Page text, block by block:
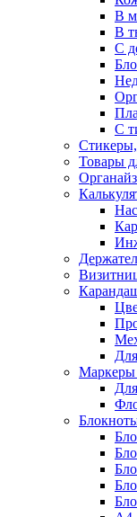
В
В
С
С
Товары
Маркеры